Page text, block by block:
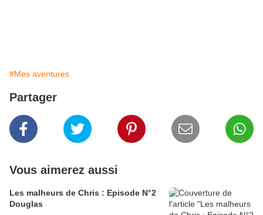
#Mes aventures
Partager
Vous aimerez aussi
Les malheurs de Chris : Episode N°2
Douglas